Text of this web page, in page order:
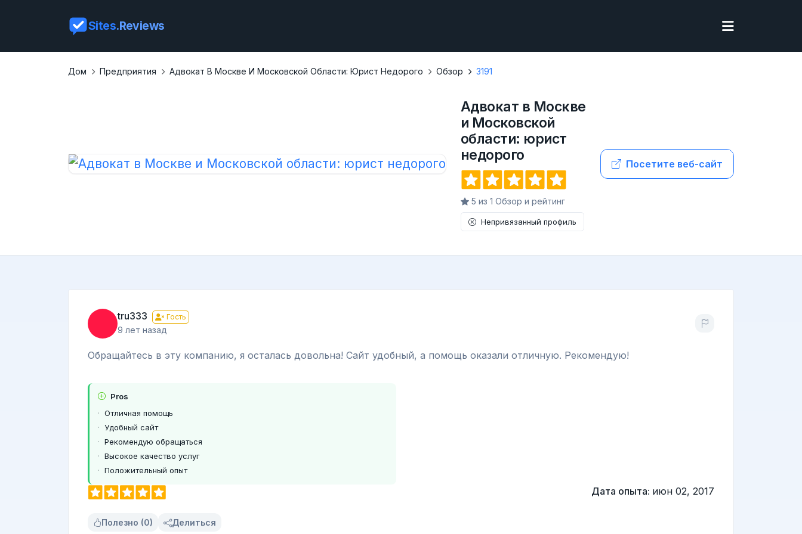
Sites.Reviews
Дом Предприятия Адвокат В Москве И Московской Области: Юрист Недорого Обзор 3191
Адвокат в Москве
и Московской
области: юрист
недорого
5 из 1 Обзор и рейтинг
Непривязанный профиль
Посетите веб-сайт
tru333 Гость
9 лет назад
Обращайтесь в эту компанию, я осталась довольна! Сайт удобный, а помощь оказали отличную. Рекомендую!
Pros
Отличная помощь
Удобный сайт
Рекомендую обращаться
Высокое качество услуг
Положительный опыт
Дата опыта: июн 02, 2017
Полезно (0) Делиться